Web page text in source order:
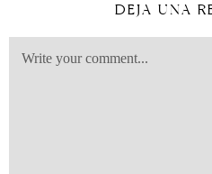
DEJA UNA